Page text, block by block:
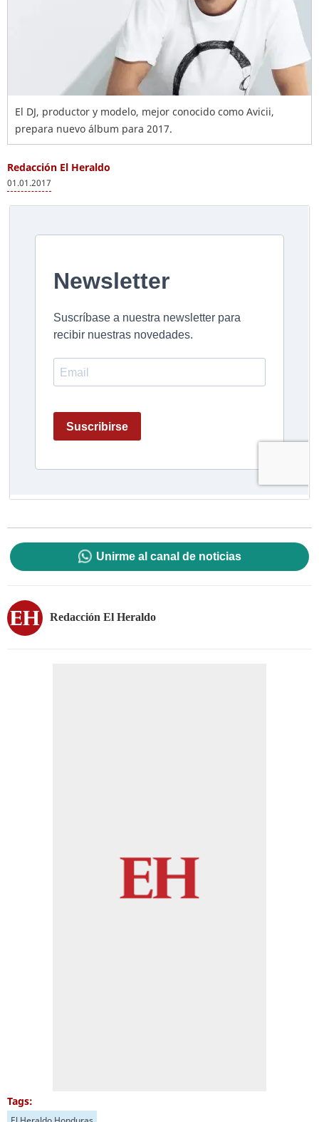
El DJ, productor y modelo, mejor conocido como Avicii,
prepara nuevo álbum para 2017.
Redacción El Heraldo
01.01.2017
Unirme al canal de noticias
Redacción El Heraldo
Tags: